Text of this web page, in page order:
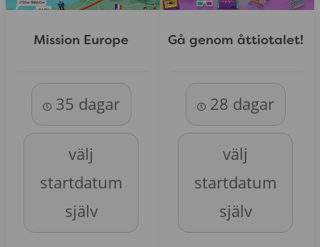
Mission Europe
35 dagar
välj
startdatum
själv
Gå genom åttiotalet!
28 dagar
välj
startdatum
själv